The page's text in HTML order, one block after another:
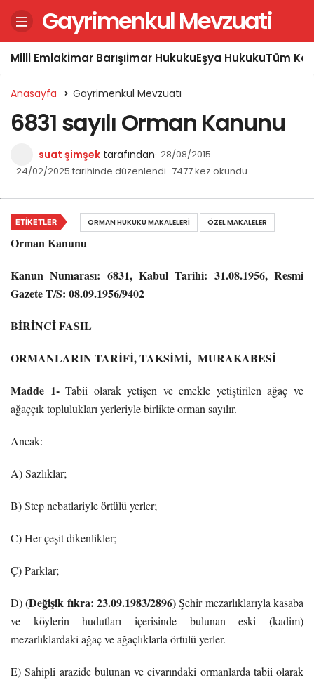
Gayrimenkul Mevzuati
Milli Emlakİmar Barışıİmar HukukuEşya HukukuTüm
Anasayfa Gayrimenkul Mevzuatı
6831 sayılı Orman Kanunu
suat şimşek tarafından 28/08/2015
24/02/2025 tarihinde düzenlendi 7477 kez okundu
Orman Kanunu
Kanun Numarası: 6831, Kabul Tarihi: 31.08.1956, Resmi
Gazete T/S: 08.09.1956/9402
BİRİNCİ FASIL
ORMANLARIN TARİFİ, TAKSİMİ, MURAKABESİ
Madde 1-Tabii olarak yetişen ve emekle yetiştirilen ağaç ve
ağaççık toplulukları yerleriyle birlikte orman sayılır.
Ancak:
A) Sazlıklar;
B) Step nebatlariyle örtülü yerler;
C) Her çeşit dikenlikler;
Ç) Parklar;
D)(Değişik fıkra: 23.09.1983/2896)Şehir mezarlıklarıyla kasaba
ve köylerin hudutları içerisinde bulunan eski (kadim)
mezarlıklardaki ağaç ve ağaçlıklarla örtülü yerler.
E) Sahipli arazide bulunan ve civarındaki ormanlarda tabii olarak
ETIKETLER ORMAN HUKUKU MAKALELERI ÖZEL MAKALELER